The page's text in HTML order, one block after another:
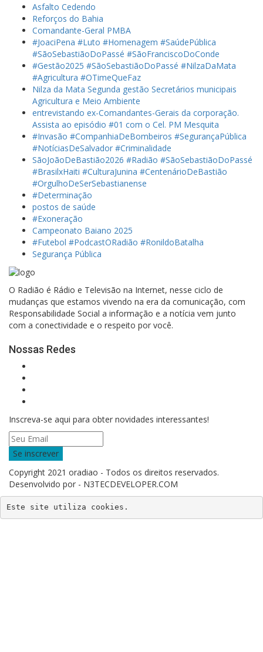
Asfalto Cedendo
Reforços do Bahia
Comandante-Geral PMBA
#JoaciPena #Luto #Homenagem #SaúdePública
#SãoSebastiãoDoPassé #SãoFranciscoDoConde
#Gestão2025 #SãoSebastiãoDoPassé #NilzaDaMata
#Agricultura #OTimeQueFaz
Nilza da Mata Segunda gestão Secretários municipais
Agricultura e Meio Ambiente
entrevistando ex-Comandantes-Gerais da corporação.
Assista ao episódio #01 com o Cel. PM Mesquita
#Invasão #CompanhiaDeBombeiros #SegurançaPública
#NotíciasDeSalvador #Criminalidade
SãoJoãoDeBastião2026 #Radião #SãoSebastiãoDoPassé
#BrasilxHaiti #CulturaJunina #CentenárioDeBastião
#OrgulhoDeSerSebastianense
#Determinação
postos de saúde
#Exoneração
Campeonato Baiano 2025
#Futebol #PodcastORadião #RonildoBatalha
Segurança Pública
O Radião é Rádio e Televisão na Internet, nesse ciclo de
mudanças que estamos vivendo na era da comunicação, com
Responsabilidade Social a informação e a notícia vem junto
com a conectividade e o respeito por você.
Nossas Redes
Inscreva-se aqui para obter novidades interessantes!
Se inscrever
Copyright 2021 oradiao - Todos os direitos reservados.
Desenvolvido por - N3TECDEVELOPER.COM
Este site utiliza cookies.